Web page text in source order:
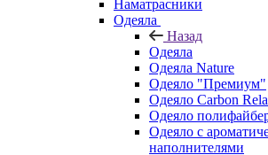
Наматрасники
Одеяла
Назад
Одеяла
Одеяла Nature
Одеяло "Премиум"
Одеяло Carbon
Одеяло
Одеяло с
наполнителями